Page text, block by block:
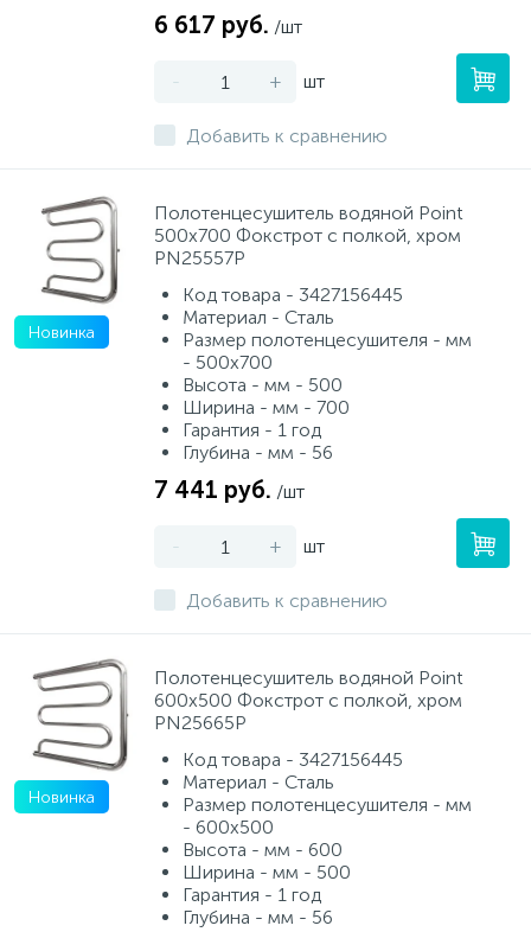
6 617 руб. /шт
- + шт
Добавить к сравнению
Новинка
Полотенцесушитель водяной Point
500х700 Фокстрот с полкой, хром
PN25557P
Код товара - 3427156445
Материал - Сталь
Размер полотенцесушителя - мм
- 500x700
Высота - мм - 500
Ширина - мм - 700
Гарантия - 1 год
Глубина - мм - 56
7 441 руб. /шт
- + шт
Добавить к сравнению
Новинка
Полотенцесушитель водяной Point
600х500 Фокстрот с полкой, хром
PN25665P
Код товара - 3427156445
Материал - Сталь
Размер полотенцесушителя - мм
- 600x500
Высота - мм - 600
Ширина - мм - 500
Гарантия - 1 год
Глубина - мм - 56